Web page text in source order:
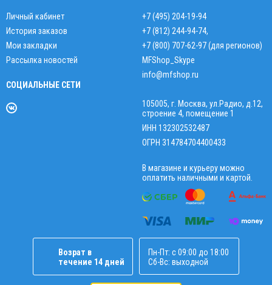
Личный кабинет
История заказов
Мои закладки
Рассылка новостей
СОЦИАЛЬНЫЕ СЕТИ
+7 (495) 204-19-94
+7 (812) 244-94-74,
+7 (800) 707-62-97 (для регионов)
MFShop_Skype
info@mfshop.ru
105005, г. Москва, ул.Радио, д.12,
строение 4, помещение 1
ИНН 132302532487
ОГРН 314784704400433
В магазине и курьеру можно
оплатить наличными и картой.
Возрат в
течение 14 дней
Пн-Пт: с 09:00 до 18:00
Сб-Вс: выходной